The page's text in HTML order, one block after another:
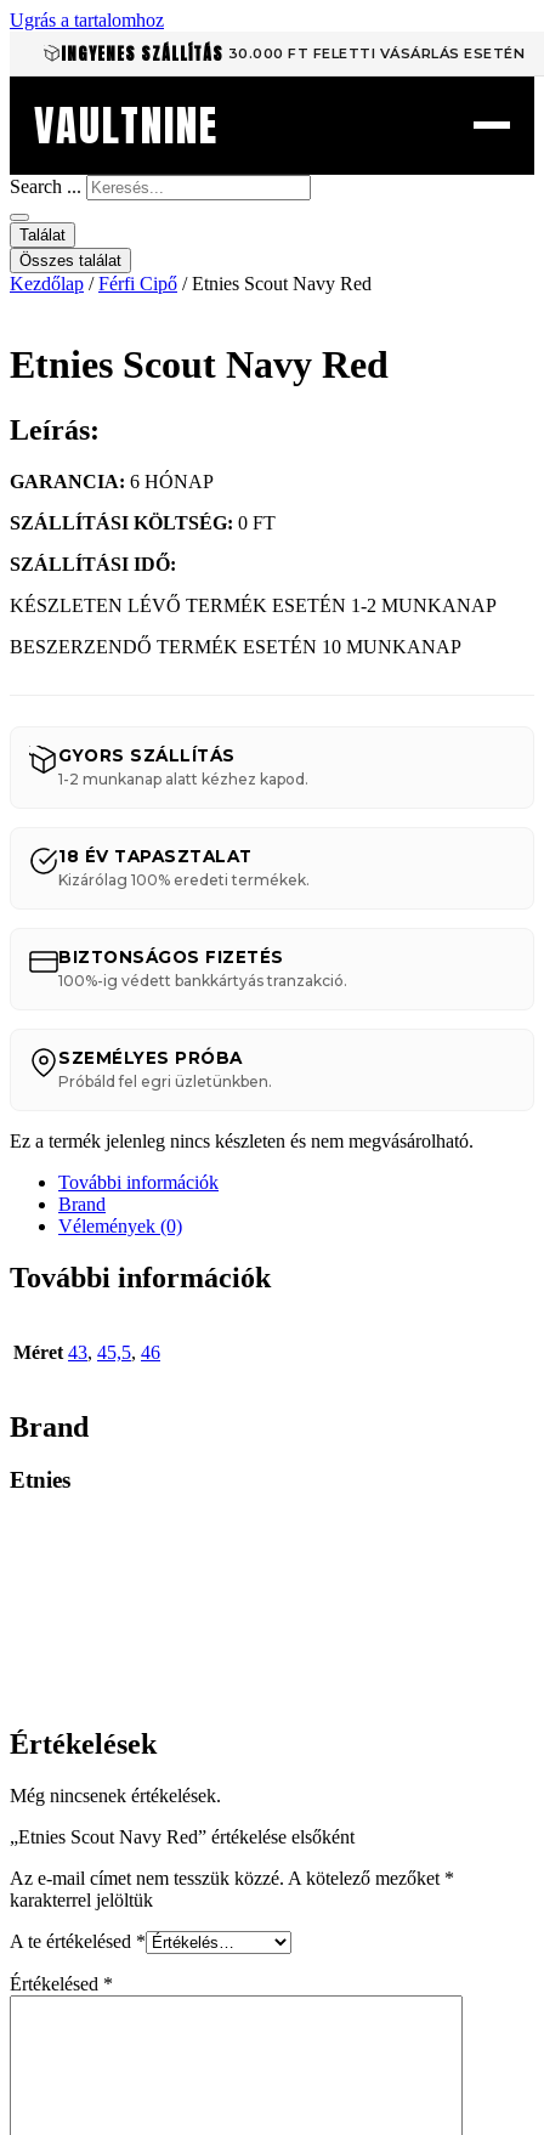
Ugrás a tartalomhoz
INGYENES SZÁLLÍTÁS 30.000 FT FELETTI VÁSÁRLÁS ESETÉN
VAULTNINE
Search ...
Találat
Összes találat
Kezdőlap /Férfi Cipő / Etnies Scout Navy Red
Etnies Scout Navy Red
Leírás:
GARANCIA: 6 HÓNAP
SZÁLLÍTÁSI KÖLTSÉG: 0 FT
SZÁLLÍTÁSI IDŐ:
KÉSZLETEN LÉVŐ TERMÉK ESETÉN 1-2 MUNKANAP
BESZERZENDŐ TERMÉK ESETÉN 10 MUNKANAP
GYORS SZÁLLÍTÁS
1-2 munkanap alatt kézhez kapod.
18 ÉV TAPASZTALAT
Kizárólag 100% eredeti termékek.
BIZTONSÁGOS FIZETÉS
100%-ig védett bankkártyás tranzakció.
SZEMÉLYES PRÓBA
Próbáld fel egri üzletünkben.
Ez a termék jelenleg nincs készleten és nem megvásárolható.
További információk
Brand
Vélemények (0)
További információk
Méret 43, 45,5, 46
Brand
Etnies
Értékelések
Még nincsenek értékelések.
„Etnies Scout Navy Red” értékelése elsőként
Az e-mail címet nem tesszük közzé. A kötelező mezőket *
karakterrel jelöltük
A te értékelésed *
Értékelésed *